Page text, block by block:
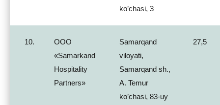
ko’chasi, 3
10.
ООО
«Samarkand
Hospitality
Partners»
Samarqand
viloyati,
Samarqand sh.,
A. Temur
ko’chasi, 83-uy
27,5